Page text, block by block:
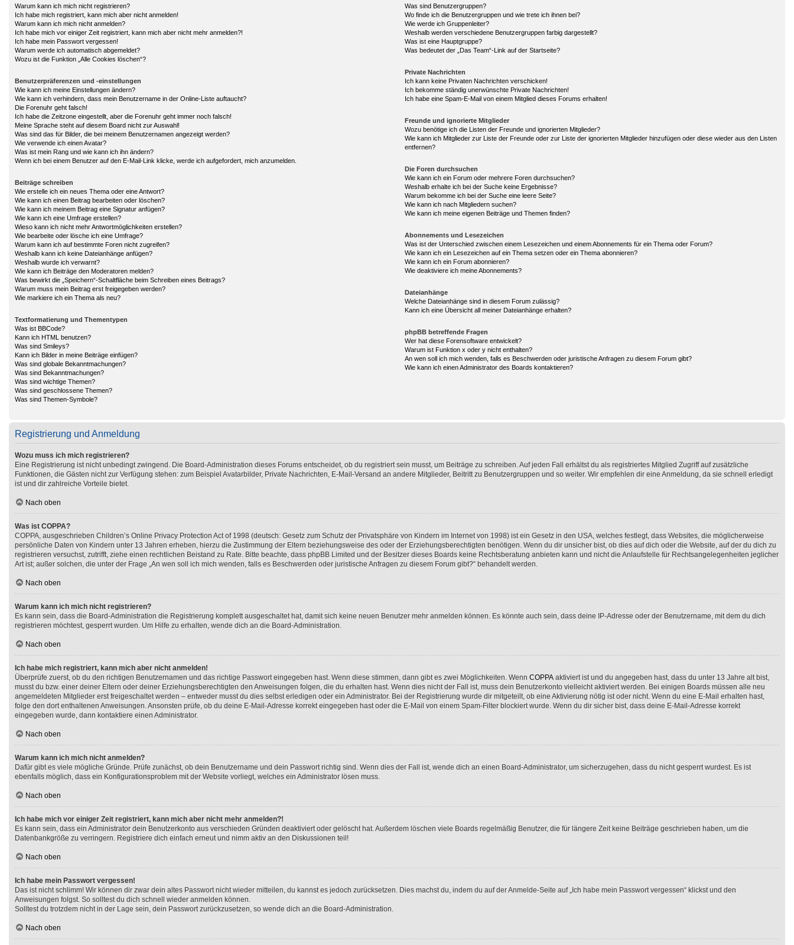
Warum kann ich mich nicht registrieren?
Ich habe mich registriert, kann mich aber nicht anmelden!
Warum kann ich mich nicht anmelden?
Ich habe mich vor einiger Zeit registriert, kann mich aber nicht mehr anmelden?!
Ich habe mein Passwort vergessen!
Warum werde ich automatisch abgemeldet?
Wozu ist die Funktion „Alle Cookies löschen“?
Benutzerpräferenzen und -einstellungen
Wie kann ich meine Einstellungen ändern?
Wie kann ich verhindern, dass mein Benutzername in der Online-Liste auftaucht?
Die Forenuhr geht falsch!
Ich habe die Zeitzone eingestellt, aber die Forenuhr geht immer noch falsch!
Meine Sprache steht auf diesem Board nicht zur Auswahl!
Was sind das für Bilder, die bei meinem Benutzernamen angezeigt werden?
Wie verwende ich einen Avatar?
Was ist mein Rang und wie kann ich ihn ändern?
Wenn ich bei einem Benutzer auf den E-Mail-Link klicke, werde ich aufgefordert, mich anzumelden.
Beiträge schreiben
Wie erstelle ich ein neues Thema oder eine Antwort?
Wie kann ich einen Beitrag bearbeiten oder löschen?
Wie kann ich meinem Beitrag eine Signatur anfügen?
Wie kann ich eine Umfrage erstellen?
Wieso kann ich nicht mehr Antwortmöglichkeiten erstellen?
Wie bearbeite oder lösche ich eine Umfrage?
Warum kann ich auf bestimmte Foren nicht zugreifen?
Weshalb kann ich keine Dateianhänge anfügen?
Weshalb wurde ich verwarnt?
Wie kann ich Beiträge den Moderatoren melden?
Was bewirkt die „Speichern“-Schaltfläche beim Schreiben eines Beitrags?
Warum muss mein Beitrag erst freigegeben werden?
Wie markiere ich ein Thema als neu?
Textformatierung und Thementypen
Was ist BBCode?
Kann ich HTML benutzen?
Was sind Smileys?
Kann ich Bilder in meine Beiträge einfügen?
Was sind globale Bekanntmachungen?
Was sind Bekanntmachungen?
Was sind wichtige Themen?
Was sind geschlossene Themen?
Was sind Themen-Symbole?
Was sind Benutzergruppen?
Wo finde ich die Benutzergruppen und wie trete ich ihnen bei?
Wie werde ich Gruppenleiter?
Weshalb werden verschiedene Benutzergruppen farbig dargestellt?
Was ist eine Hauptgruppe?
Was bedeutet der „Das Team“-Link auf der Startseite?
Private Nachrichten
Ich kann keine Privaten Nachrichten verschicken!
Ich bekomme ständig unerwünschte Private Nachrichten!
Ich habe eine Spam-E-Mail von einem Mitglied dieses Forums erhalten!
Freunde und ignorierte Mitglieder
Wozu benötige ich die Listen der Freunde und ignorierten Mitglieder?
Wie kann ich Mitglieder zur Liste der Freunde oder zur Liste der ignorierten Mitglieder hinzufügen oder diese wieder aus den Listen
entfernen?
Die Foren durchsuchen
Wie kann ich ein Forum oder mehrere Foren durchsuchen?
Weshalb erhalte ich bei der Suche keine Ergebnisse?
Warum bekomme ich bei der Suche eine leere Seite?
Wie kann ich nach Mitgliedern suchen?
Wie kann ich meine eigenen Beiträge und Themen finden?
Abonnements und Lesezeichen
Was ist der Unterschied zwischen einem Lesezeichen und einem Abonnements für ein Thema oder Forum?
Wie kann ich ein Lesezeichen auf ein Thema setzen oder ein Thema abonnieren?
Wie kann ich ein Forum abonnieren?
Wie deaktiviere ich meine Abonnements?
Dateianhänge
Welche Dateianhänge sind in diesem Forum zulässig?
Kann ich eine Übersicht all meiner Dateianhänge erhalten?
phpBB betreffende Fragen
Wer hat diese Forensoftware entwickelt?
Warum ist Funktion x oder y nicht enthalten?
An wen soll ich mich wenden, falls es Beschwerden oder juristische Anfragen zu diesem Forum gibt?
Wie kann ich einen Administrator des Boards kontaktieren?
Registrierung und Anmeldung
Wozu muss ich mich registrieren?
Eine Registrierung ist nicht unbedingt zwingend. Die Board-Administration dieses Forums entscheidet, ob du registriert sein musst, um Beiträge zu schreiben. Auf jeden Fall erhältst du als registriertes Mitglied Zugriff auf zusätzliche
Funktionen, die Gästen nicht zur Verfügung stehen: zum Beispiel Avatarbilder, Private Nachrichten, E-Mail-Versand an andere Mitglieder, Beitritt zu Benutzergruppen und so weiter. Wir empfehlen dir eine Anmeldung, da sie schnell erledigt
ist und dir zahlreiche Vorteile bietet.
Nach oben
Was ist COPPA?
COPPA, ausgeschrieben Children’s Online Privacy Protection Act of 1998 (deutsch: Gesetz zum Schutz der Privatsphäre von Kindern im Internet von 1998) ist ein Gesetz in den USA, welches festlegt, dass Websites, die möglicherweise
persönliche Daten von Kindern unter 13 Jahren erheben, hierzu die Zustimmung der Eltern beziehungsweise des oder der Erziehungsberechtigten benötigen. Wenn du dir unsicher bist, ob dies auf dich oder die Website, auf der du dich zu
registrieren versuchst, zutrifft, ziehe einen rechtlichen Beistand zu Rate. Bitte beachte, dass phpBB Limited und der Besitzer dieses Boards keine Rechtsberatung anbieten kann und nicht die Anlaufstelle für Rechtsangelegenheiten jeglicher
Art ist; außer solchen, die unter der Frage „An wen soll ich mich wenden, falls es Beschwerden oder juristische Anfragen zu diesem Forum gibt?“ behandelt werden.
Nach oben
Warum kann ich mich nicht registrieren?
Es kann sein, dass die Board-Administration die Registrierung komplett ausgeschaltet hat, damit sich keine neuen Benutzer mehr anmelden können. Es könnte auch sein, dass deine IP-Adresse oder der Benutzername, mit dem du dich
registrieren möchtest, gesperrt wurden. Um Hilfe zu erhalten, wende dich an die Board-Administration.
Nach oben
Ich habe mich registriert, kann mich aber nicht anmelden!
Überprüfe zuerst, ob du den richtigen Benutzernamen und das richtige Passwort eingegeben hast. Wenn diese stimmen, dann gibt es zwei Möglichkeiten. Wenn COPPA aktiviert ist und du angegeben hast, dass du unter 13 Jahre alt bist,
musst du bzw. einer deiner Eltern oder deiner Erziehungsberechtigten den Anweisungen folgen, die du erhalten hast. Wenn dies nicht der Fall ist, muss dein Benutzerkonto vielleicht aktiviert werden. Bei einigen Boards müssen alle neu
angemeldeten Mitglieder erst freigeschaltet werden – entweder musst du dies selbst erledigen oder ein Administrator. Bei der Registrierung wurde dir mitgeteilt, ob eine Aktivierung nötig ist oder nicht. Wenn du eine E-Mail erhalten hast,
folge den dort enthaltenen Anweisungen. Ansonsten prüfe, ob du deine E-Mail-Adresse korrekt eingegeben hast oder die E-Mail von einem Spam-Filter blockiert wurde. Wenn du dir sicher bist, dass deine E-Mail-Adresse korrekt
eingegeben wurde, dann kontaktiere einen Administrator.
Nach oben
Warum kann ich mich nicht anmelden?
Dafür gibt es viele mögliche Gründe. Prüfe zunächst, ob dein Benutzername und dein Passwort richtig sind. Wenn dies der Fall ist, wende dich an einen Board-Administrator, um sicherzugehen, dass du nicht gesperrt wurdest. Es ist
ebenfalls möglich, dass ein Konfigurationsproblem mit der Website vorliegt, welches ein Administrator lösen muss.
Nach oben
Ich habe mich vor einiger Zeit registriert, kann mich aber nicht mehr anmelden?!
Es kann sein, dass ein Administrator dein Benutzerkonto aus verschieden Gründen deaktiviert oder gelöscht hat. Außerdem löschen viele Boards regelmäßig Benutzer, die für längere Zeit keine Beiträge geschrieben haben, um die
Datenbankgröße zu verringern. Registriere dich einfach erneut und nimm aktiv an den Diskussionen teil!
Nach oben
Ich habe mein Passwort vergessen!
Das ist nicht schlimm! Wir können dir zwar dein altes Passwort nicht wieder mitteilen, du kannst es jedoch zurücksetzen. Dies machst du, indem du auf der Anmelde-Seite auf „Ich habe mein Passwort vergessen“ klickst und den
Anweisungen folgst. So solltest du dich schnell wieder anmelden können.
Solltest du trotzdem nicht in der Lage sein, dein Passwort zurückzusetzen, so wende dich an die Board-Administration.
Nach oben